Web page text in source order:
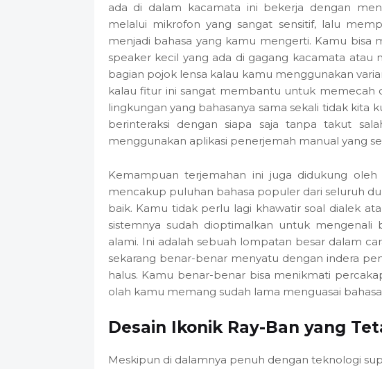
ada di dalam kacamata ini bekerja dengan
melalui mikrofon yang sangat sensitif, lalu
menjadi bahasa yang kamu mengerti. Kamu bisa
speaker kecil yang ada di gagang kacamata
bagian pojok lensa kalau kamu menggunakan
kalau fitur ini sangat membantu untuk memecah
lingkungan yang bahasanya sama sekali tidak kita
berinteraksi dengan siapa saja tanpa takut
menggunakan aplikasi penerjemah manual yang
Kemampuan terjemahan ini juga didukung
mencakup puluhan bahasa populer dari seluruh
baik. Kamu tidak perlu lagi khawatir soal dialek
sistemnya sudah dioptimalkan untuk mengenali
alami. Ini adalah sebuah lompatan besar dalam
sekarang benar-benar menyatu dengan indera
halus. Kamu benar-benar bisa menikmati
olah kamu memang sudah lama menguasai
Desain Ikonik Ray-Ban yang
Meskipun di dalamnya penuh dengan teknologi